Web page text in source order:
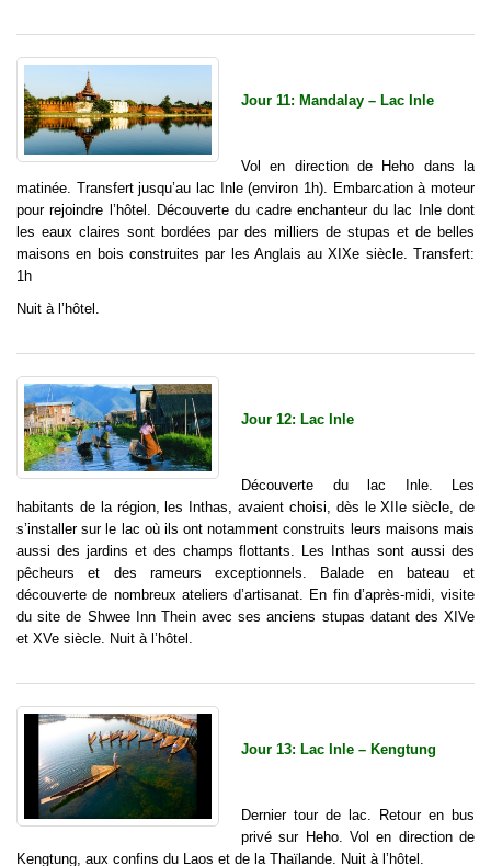
Jour 11: Mandalay – Lac Inle
Vol en direction de Heho dans la
matinée. Transfert jusqu’au lac Inle (environ 1h). Embarcation à moteur
pour rejoindre l’hôtel. Découverte du cadre enchanteur du lac Inle dont
les eaux claires sont bordées par des milliers de stupas et de belles
maisons en bois construites par les Anglais au XIXe siècle. Transfert:
1h
Nuit à l’hôtel.
Jour 12: Lac Inle
Découverte du lac Inle. Les
habitants de la région, les Inthas, avaient choisi, dès le XIIe siècle, de
s’installer sur le lac où ils ont notamment construits leurs maisons mais
aussi des jardins et des champs flottants. Les Inthas sont aussi des
pêcheurs et des rameurs exceptionnels. Balade en bateau et
découverte de nombreux ateliers d’artisanat. En fin d’après-midi, visite
du site de Shwee Inn Thein avec ses anciens stupas datant des XIVe
et XVe siècle. Nuit à l’hôtel.
Jour 13: Lac Inle – Kengtung
Dernier tour de lac. Retour en bus
privé sur Heho. Vol en direction de
Kengtung, aux confins du Laos et de la Thaïlande. Nuit à l’hôtel.